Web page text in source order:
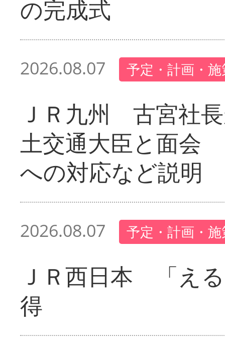
の完成式
2026.08.07 予定・計画・
ＪＲ九州 古宮社
土交通大臣と面会
への対応など説明
2026.08.07 予定・計画・
ＪＲ西日本 「え
得